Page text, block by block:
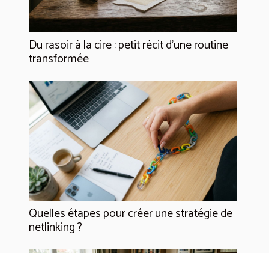
Du rasoir à la cire : petit récit d’une routine
transformée
Quelles étapes pour créer une stratégie de
netlinking ?